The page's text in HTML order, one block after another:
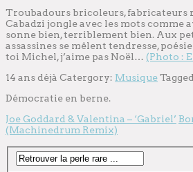
Troubadours bricoleurs, fabricateurs
Cabadzi jongle avec les mots comme
sonne bien, terriblement bien. Aux
assassines se mêlent tendresse,
toi Michel, j’aime pas Noël… (Photo :
14 ans déjà Catergory: Musique
Démocratie en berne.
Joe Goddard & Valentina – ‘Gabriel’
(Machinedrum Remix)